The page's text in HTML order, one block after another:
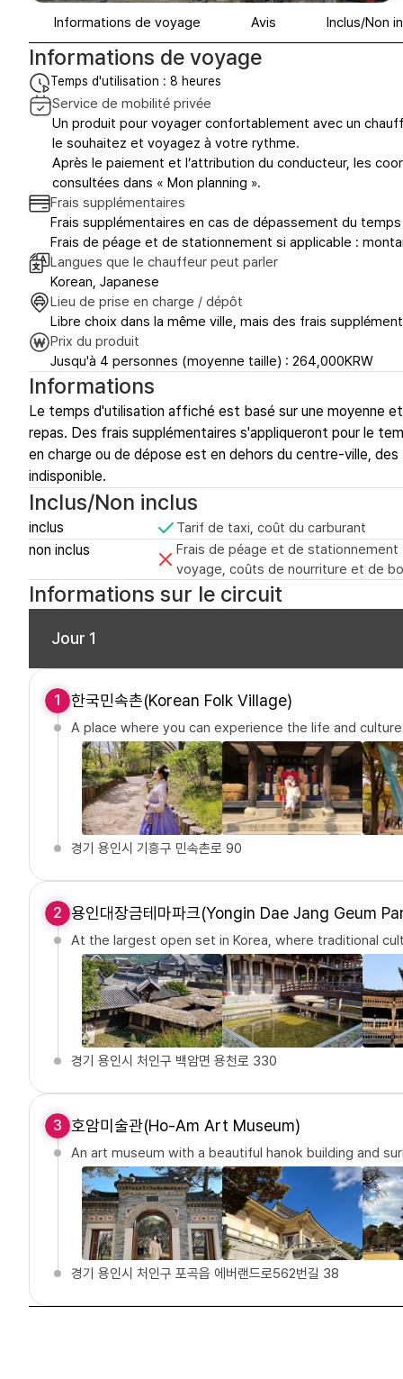
Informations de voyage Avis Inclus/Non
Informations de voyage
Temps d'utilisation : 8 heures
Service de mobilité privée
Un produit pour voyager confortablement avec un
le souhaitez et voyagez à votre rythme.
Après le paiement et l’attribution du conducteur, les
consultées dans « Mon planning ».
Frais supplémentaires
Frais supplémentaires en cas de dépassement du
Frais de péage et de stationnement si applicable :
Langues que le chauffeur peut parler
Korean, Japanese
Lieu de prise en charge / dépôt
Libre choix dans la même ville, mais des frais
Prix du produit
Jusqu'à 4 personnes (moyenne taille) : 264,000KRW
Informations
Le temps d'utilisation affiché est basé sur une moyenne
repas. Des frais supplémentaires s'appliqueront pour le
en charge ou de dépose est en dehors du centre-ville,
indisponible.
Inclus/Non inclus
inclus Tarif de taxi, coût du carburant
non inclus
Frais de péage et de
voyage, coûts de nourriture et de
Informations sur le circuit
Jour 1
1 한국민속촌(Korean Folk Village)
A place where you can experience the life and
경기 용인시 기흥구 민속촌로 90
2 용인대장금테마파크(Yongin Dae Jang Geum
At the largest open set in Korea, where traditional
경기 용인시 처인구 백암면 용천로 330
3 호암미술관(Ho-Am Art Museum)
An art museum with a beautiful hanok building and
경기 용인시 처인구 포곡읍 에버랜드로562번길 38